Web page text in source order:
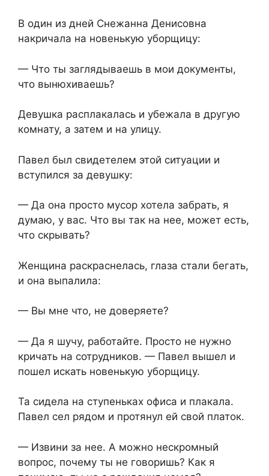
В один из дней Снежанна Денисовна
накричала на новенькую уборщицу:
— Что ты заглядываешь в мои документы,
что вынюхиваешь?
Девушка расплакалась и убежала в другую
комнату, а затем и на улицу.
Павел был свидетелем этой ситуации и
вступился за девушку:
— Да она просто мусор хотела забрать, я
думаю, у вас. Что вы так на нее, может есть,
что скрывать?
Женщина раскраснелась, глаза стали бегать,
и она выпалила:
— Вы мне что, не доверяете?
— Да я шучу, работайте. Просто не нужно
кричать на сотрудников. — Павел вышел и
пошел искать новенькую уборщицу.
Та сидела на ступеньках офиса и плакала.
Павел сел рядом и протянул ей свой платок.
— Извини за нее. А можно нескромный
вопрос, почему ты не говоришь? Как я